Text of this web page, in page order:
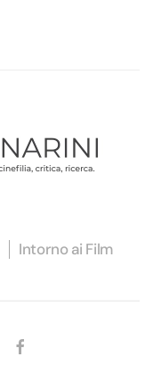
Intorno ai Film